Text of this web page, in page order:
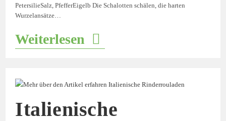
PetersilieSalz, PfefferEigelb Die Schalotten schälen, die harten
Wurzelansätze…
Weiterlesen
Italienische